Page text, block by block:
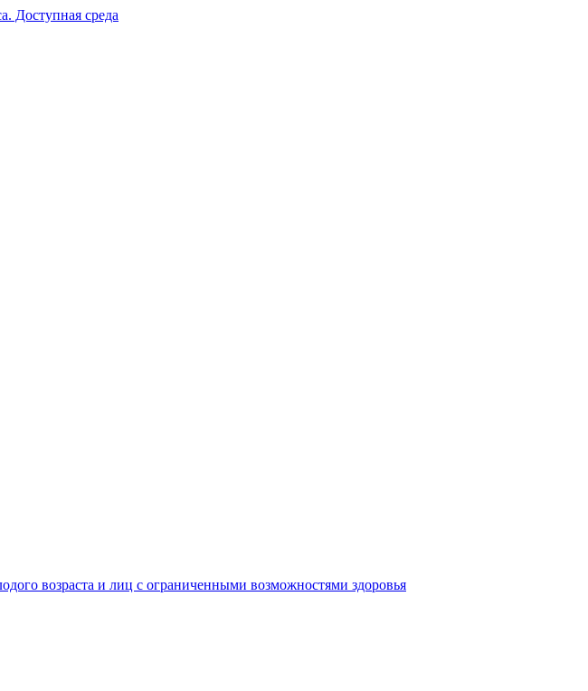
Доступная среда
возраста и лиц с ограниченными возможностями здоровья